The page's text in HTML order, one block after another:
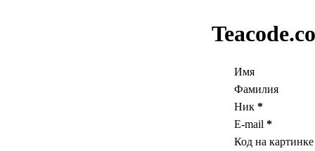
Имя
Фамилия
Ник *
E-mail *
Код на